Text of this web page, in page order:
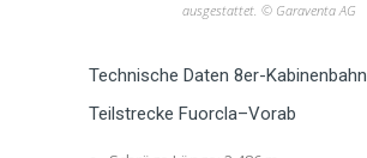
ausgestattet. © Garaventa AG
Technische Daten 8er-Kabinenbahn
Teilstrecke Fuorcla–Vorab